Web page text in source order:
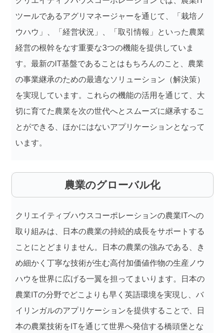
ツールであるアグリマネージャーを通じて、「栽培ノ
ウハウ」、「経営状況」、「取引情報」といった農業
経営の根幹をなす重要な3つの機能を提供していま
す。最新のIT基盤であることはもちろんのこと、農業
の事業継承のための最適なソリューション（解決策）
を実現しています。これらの機能の活用を通じて、大
切に育てた農業を次の世代へとスムーズに継承するこ
とができる、ほかにはないアプリケーションとなって
います。
農業のグローバル化
クリエイティブハウスコーポレーションの農業ITへの
取り組みは、日本の農業の持続的成長をサポートする
ことにとどまりません。日本の農業の強みである、き
め細かく丁寧な技術が生む高付加価値作物の生産ノウ
ハウを世界に広げる一翼を担ってまいります。日本の
農業ITの分野でどこよりも早く英語環境を実現し、バ
イリンガルのアプリケーションを提供することで、日
本の農業技術をITを通じて世界へ発信する橋頭堡とな